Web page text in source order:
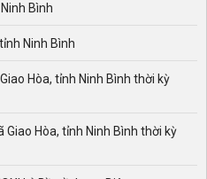
Bình
Ninh Bình
Hòa, tỉnh Ninh Bình thời kỳ
Hòa, tỉnh Ninh Bình thời kỳ